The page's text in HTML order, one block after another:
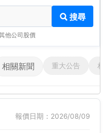
搜尋
他公司股價
相關新聞 重大公告 相
報價日期：2026/08/09